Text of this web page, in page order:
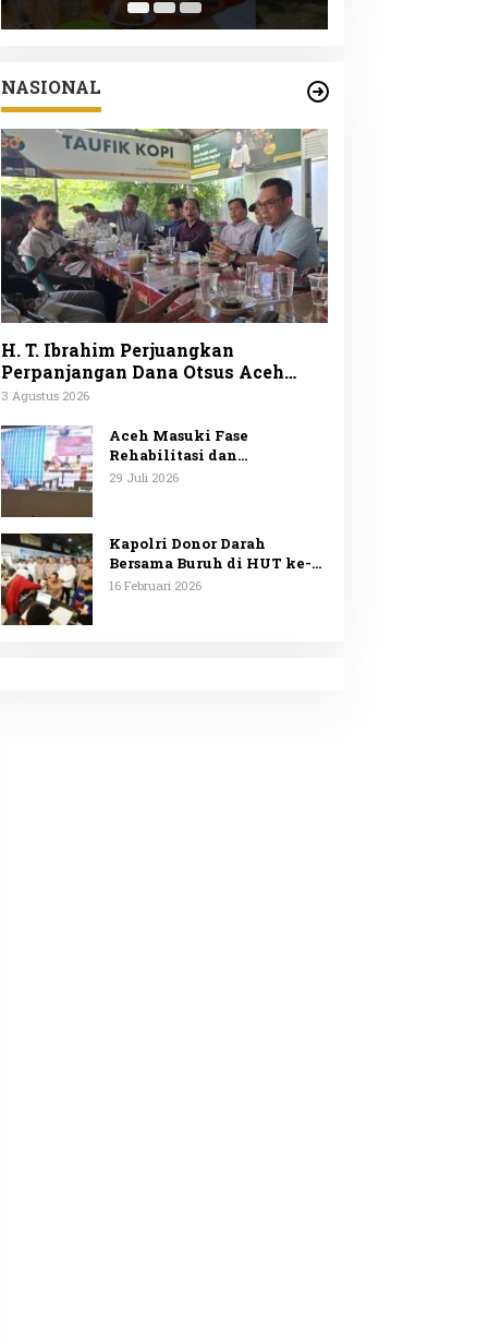
NASIONAL
H. T. Ibrahim Perjuangkan
Perpanjangan Dana Otsus Aceh
Lewat Revisi UUPA
3 Agustus 2026
Aceh Masuki Fase
Rehabilitasi dan
Rekonstruksi Mendagri
29 Juli 2026
Kapolri Donor Darah
Bersama Buruh di HUT ke-53
KSPSI
16 Februari 2026